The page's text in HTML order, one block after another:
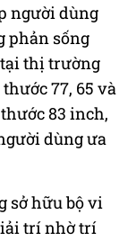
người dùng
phản sống
thị trường
77, 65 và
83 inch,
dùng ưa
sở hữu bộ vi
trí nhờ trí